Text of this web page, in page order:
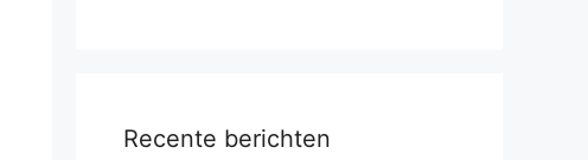
Recente berichten